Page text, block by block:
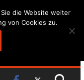
die Website weiter
von Cookies zu.